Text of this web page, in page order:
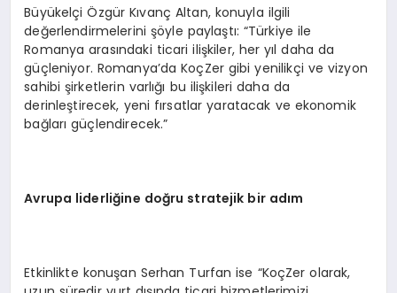
Büyükelçi Özgür Kıvanç Altan, konuyla ilgili
değerlendirmelerini şöyle paylaştı: “Türkiye ile
Romanya arasındaki ticari ilişkiler, her yıl daha da
güçleniyor. Romanya’da KoçZer gibi yenilikçi ve vizyon
sahibi şirketlerin varlığı bu ilişkileri daha da
derinleştirecek, yeni fırsatlar yaratacak ve ekonomik
bağları güçlendirecek.”
Avrupa liderliğine doğru stratejik bir adım
Etkinlikte konuşan Serhan Turfan ise “KoçZer olarak,